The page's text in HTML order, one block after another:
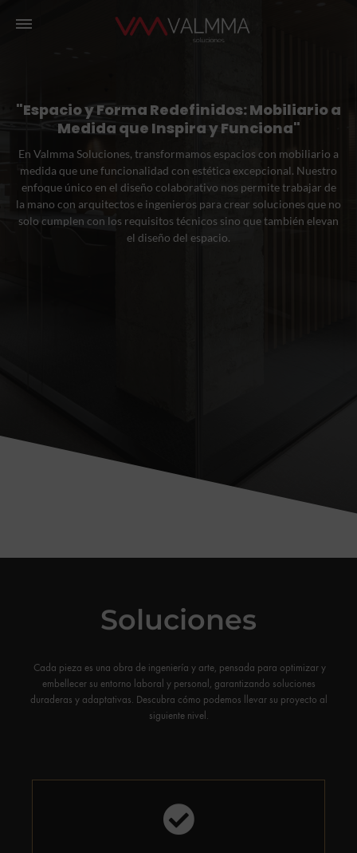
"Espacio y Forma Redefinidos: Mobiliario a
Medida que Inspira y Funciona"
En Valmma Soluciones, transformamos espacios con mobiliario a
medida que une funcionalidad con estética excepcional. Nuestro
enfoque único en el diseño colaborativo nos permite trabajar de
la mano con arquitectos e ingenieros para crear soluciones que no
solo cumplen con los requisitos técnicos sino que también elevan
el diseño del espacio.
Soluciones
Cada pieza es una obra de ingeniería y arte, pensada para optimizar y
embellecer su entorno laboral y personal, garantizando soluciones
duraderas y adaptativas. Descubra cómo podemos llevar su proyecto al
siguiente nivel.